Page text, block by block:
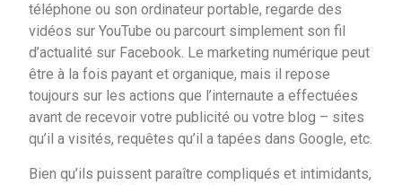
téléphone ou son ordinateur portable, regarde des
vidéos sur YouTube ou parcourt simplement son fil
d’actualité sur Facebook. Le marketing numérique peut
être à la fois payant et organique, mais il repose
toujours sur les actions que l’internaute a effectuées
avant de recevoir votre publicité ou votre blog – sites
qu’il a visités, requêtes qu’il a tapées dans Google, etc.
Bien qu’ils puissent paraître compliqués et intimidants,